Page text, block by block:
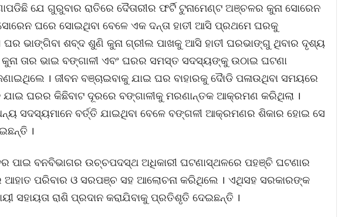
ଯେ ଗୁରୁବାର ରାତିରେ ଦୈତାରୀର ଫର୍ଟି ଟୁନାମେଣ୍ଟ ଅଞ୍ଚଳର କୁନା ସୋରେନ
ଘରେ ସୋଇଥିବା ବେଳେ ଏକ ଦନ୍ତା ହାତୀ ଆସି ପ୍ରଥମେ ଘରକୁ
ଘର ଭାଙ୍ଗିବା ଶବ୍ଦ ଶୁଣି କୁନା ଗ୍ରୀଲ ପାଖକୁ ଆସି ହାତୀ ଘରଭାଙ୍ଗୁ ଥିବାର ଦୃଶ୍ୟ
ତାର ଭାଇ ବଙ୍ଗାଳୀ ଏବଂ ଘରର ସମସ୍ତ ସଦସ୍ୟଙ୍କୁ ଉଠାଇ ଘଟଣା
। ଜୀବନ ବଞ୍ଚାଇବାକୁ ଯାଇ ଘର ବାହାରକୁ ଦୈାଡି ପଳାଉଥିବା ସମୟରେ
ଯାଇ ଘରର କିଛିବାଟ ଦୂରରେ ବଙ୍ଗାଳୀକୁ ମରଣାନ୍ତକ ଆକ୍ରମଣ କରିଥିଲା ।
ସଦସ୍ୟମାନେ ବର୍ତ୍ତି ଯାଇଥିବା ବେଳେ ବଙ୍ଗଳୀ ଆକ୍ରମଣର ଶିକାର ହୋଇ ସେ
।
ପାଇ ବନବିଭାଗର ଉଚ୍ଚପଦସ୍ଥ ଅଧିକାରୀ ଘଟଣାସ୍ଥଳରେ ପହଞ୍ଚି ଘଟଣାର
ଆହାତ ପରିବାର ଓ ସରପଞ୍ଚ ସହ ଆଲୋଚନା କରିଥିଲେ । ଏଥିସହ ସରକାରଙ୍କ
ସହାୟତା ରାଶି ପ୍ରଦାନ କରାଯିବାକୁ ପ୍ରତିଶୃତି ଦେଇଛନ୍ତି ।